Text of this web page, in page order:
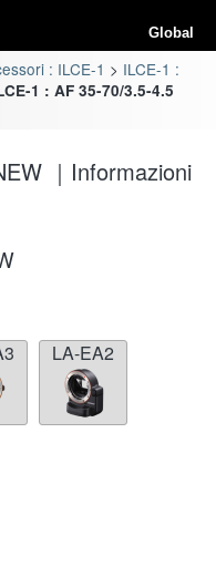
Global
: ILCE-1
ILCE-1 :
1 : AF 35-70/3.5-4.5
｜Informazioni
LA-EA2